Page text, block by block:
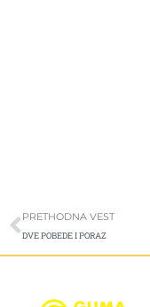
Prev
PRETHODNA VEST
DVE POBEDE I PORAZ